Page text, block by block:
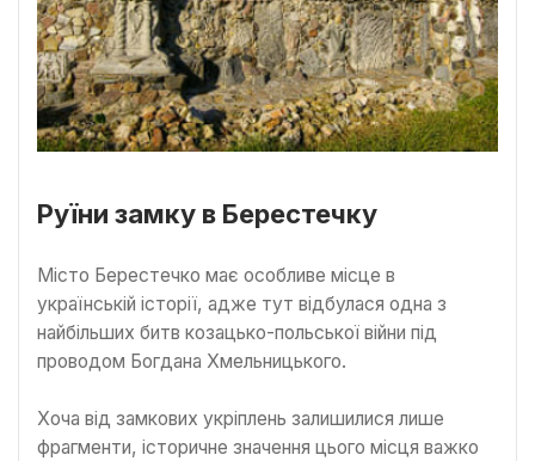
Руїни замку в Берестечку
Місто Берестечко має особливе місце в
українській історії, адже тут відбулася одна з
найбільших битв козацько-польської війни під
проводом Богдана Хмельницького.
Хоча від замкових укріплень залишилися лише
фрагменти, історичне значення цього місця важко